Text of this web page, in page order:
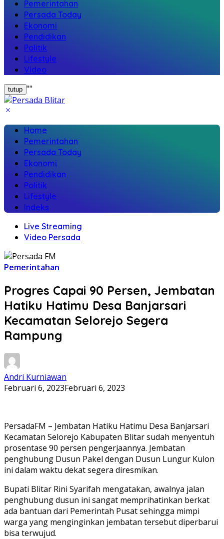
Pemerintahan
Persada Today
Ekonomi
Pendidikan
Politik
Lifestyle
Video
tutup ""
Home
Pemerintahan
Persada Today
Ekonomi
Pendidikan
Politik
Lifestyle
Indeks
Live Streaming
Video Persada
Pemerintahan
Progres Capai 90 Persen, Jembatan
Hatiku Hatimu Desa Banjarsari
Kecamatan Selorejo Segera
Rampung
Andri Kurniawan
Februari 6, 2023Februari 6, 2023
PersadaFM – Jembatan Hatiku Hatimu Desa Banjarsari
Kecamatan Selorejo Kabupaten Blitar sudah menyentuh
prosentase 90 persen pengerjaannya. Jembatan
penghubung Dusun Pakel dengan Dusun Lungur Kulon
ini dalam waktu dekat segera diresmikan.
Bupati Blitar Rini Syarifah mengatakan, awalnya jalan
penghubung dusun ini sangat memprihatinkan berkat
ada bantuan dari Pemerintah Pusat sehingga mimpi
warga yang menginginkan jembatan tersebut diperbarui
bisa terwujud.